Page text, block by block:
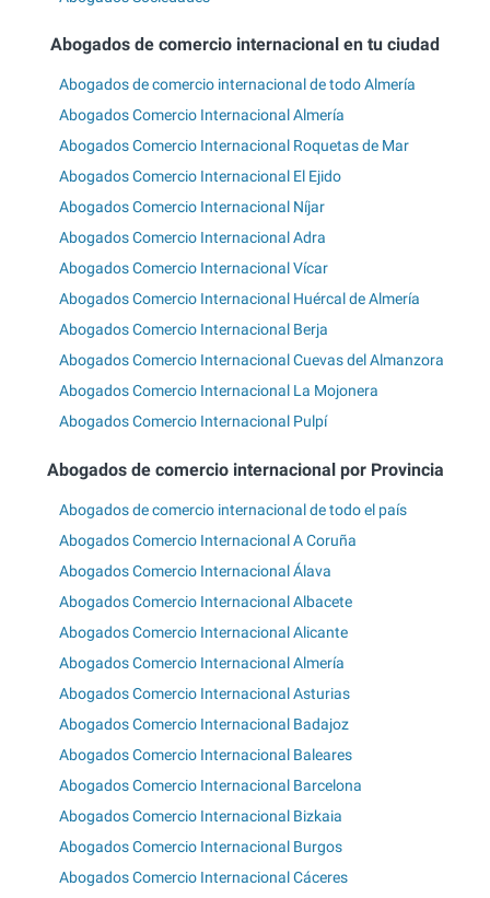
Abogados de comercio internacional en tu ciudad
Abogados de comercio internacional de todo Almería
Abogados Comercio Internacional Almería
Abogados Comercio Internacional Roquetas de Mar
Abogados Comercio Internacional El Ejido
Abogados Comercio Internacional Níjar
Abogados Comercio Internacional Adra
Abogados Comercio Internacional Vícar
Abogados Comercio Internacional Huércal de Almería
Abogados Comercio Internacional Berja
Abogados Comercio Internacional Cuevas del Almanzora
Abogados Comercio Internacional La Mojonera
Abogados Comercio Internacional Pulpí
Abogados de comercio internacional por Provincia
Abogados de comercio internacional de todo el país
Abogados Comercio Internacional A Coruña
Abogados Comercio Internacional Álava
Abogados Comercio Internacional Albacete
Abogados Comercio Internacional Alicante
Abogados Comercio Internacional Almería
Abogados Comercio Internacional Asturias
Abogados Comercio Internacional Badajoz
Abogados Comercio Internacional Baleares
Abogados Comercio Internacional Barcelona
Abogados Comercio Internacional Bizkaia
Abogados Comercio Internacional Burgos
Abogados Comercio Internacional Cáceres